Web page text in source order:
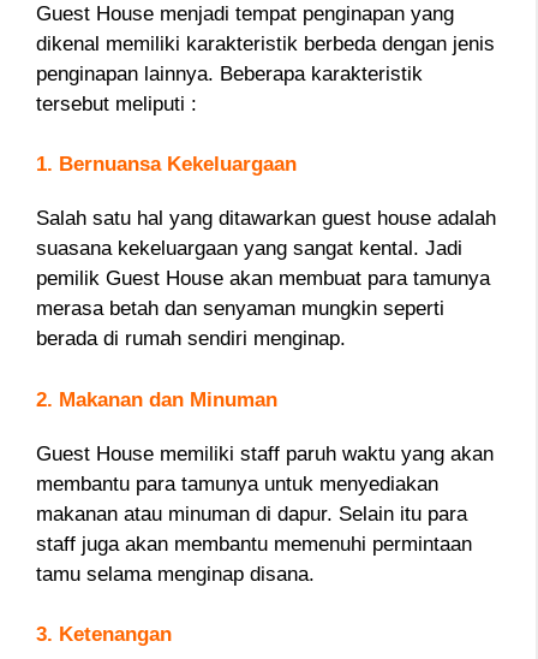
Guest House menjadi tempat penginapan yang
dikenal memiliki karakteristik berbeda dengan jenis
penginapan lainnya. Beberapa karakteristik
tersebut meliputi :
1. Bernuansa Kekeluargaan
Salah satu hal yang ditawarkan guest house adalah
suasana kekeluargaan yang sangat kental. Jadi
pemilik Guest House akan membuat para tamunya
merasa betah dan senyaman mungkin seperti
berada di rumah sendiri menginap.
2. Makanan dan Minuman
Guest House memiliki staff paruh waktu yang akan
membantu para tamunya untuk menyediakan
makanan atau minuman di dapur. Selain itu para
staff juga akan membantu memenuhi permintaan
tamu selama menginap disana.
3. Ketenangan